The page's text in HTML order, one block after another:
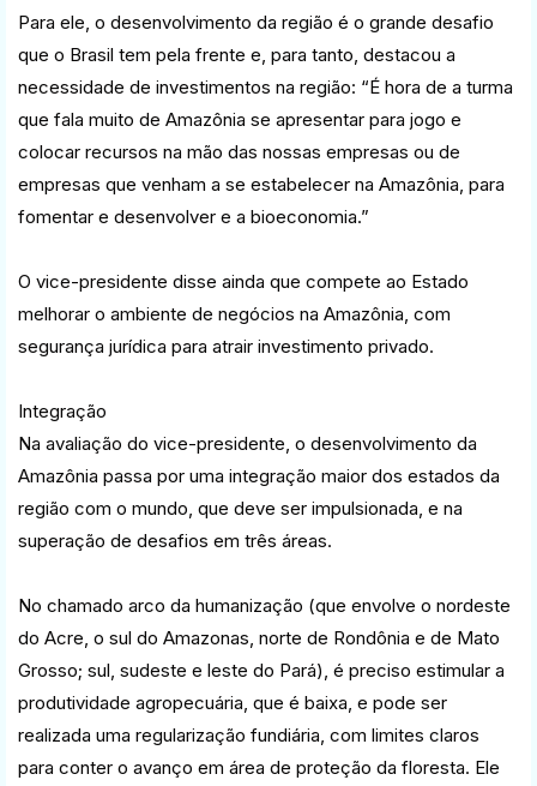
Para ele, o desenvolvimento da região é o grande desafio
que o Brasil tem pela frente e, para tanto, destacou a
necessidade de investimentos na região: “É hora de a turma
que fala muito de Amazônia se apresentar para jogo e
colocar recursos na mão das nossas empresas ou de
empresas que venham a se estabelecer na Amazônia, para
fomentar e desenvolver e a bioeconomia.”
O vice-presidente disse ainda que compete ao Estado
melhorar o ambiente de negócios na Amazônia, com
segurança jurídica para atrair investimento privado.
Integração
Na avaliação do vice-presidente, o desenvolvimento da
Amazônia passa por uma integração maior dos estados da
região com o mundo, que deve ser impulsionada, e na
superação de desafios em três áreas.
No chamado arco da humanização (que envolve o nordeste
do Acre, o sul do Amazonas, norte de Rondônia e de Mato
Grosso; sul, sudeste e leste do Pará), é preciso estimular a
produtividade agropecuária, que é baixa, e pode ser
realizada uma regularização fundiária, com limites claros
para conter o avanço em área de proteção da floresta. Ele